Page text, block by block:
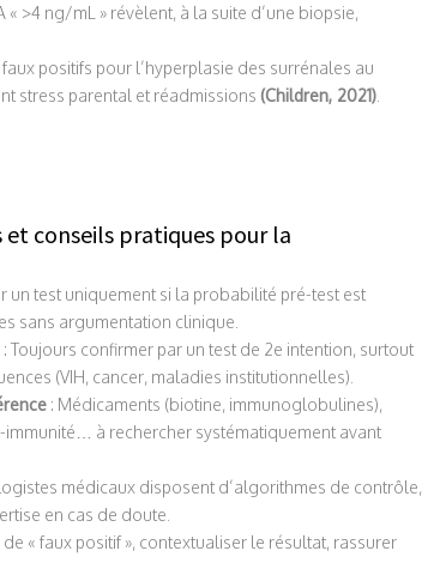
>4 ng/mL » révèlent, à la suite d’une biopsie,
positifs pour l’hyperplasie des surrénales au
stress parental et réadmissions (Children, 2021)
conseils pratiques pour la
un test uniquement si la probabilité pré-test est
sans argumentation clinique.
: Toujours confirmer par un test de 2e intention, surtout
(VIH, cancer, maladies institutionnelles).
: Médicaments (biotine, immunoglobulines),
à rechercher systématiquement avant
médicaux disposent d’algorithmes de contrôle,
en cas de doute.
« faux positif », contextualiser le résultat, rassurer